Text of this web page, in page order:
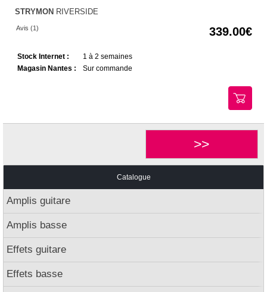
STRYMON RIVERSIDE
Avis (1) 339.00
Stock Internet :
1 à 2 semaines
Magasin Nantes :
Sur commande
>>
Catalogue
Amplis guitare
Amplis basse
Effets guitare
Effets basse